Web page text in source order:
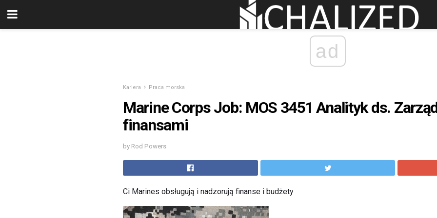
ad
Kariera Praca morska
Marine Corps Job: MOS 3451 Analityk ds.
finansami
by Rod Powers
Ci Marines obsługują i nadzorują finanse i budżety